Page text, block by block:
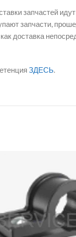
запчастей
запчасти,
доставка
ЗДЕСЬ.